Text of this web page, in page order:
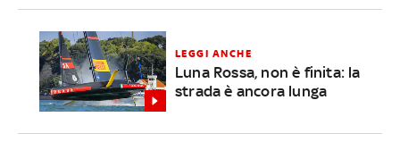
LEGGI ANCHE
Luna Rossa, non è finita: la
strada è ancora lunga